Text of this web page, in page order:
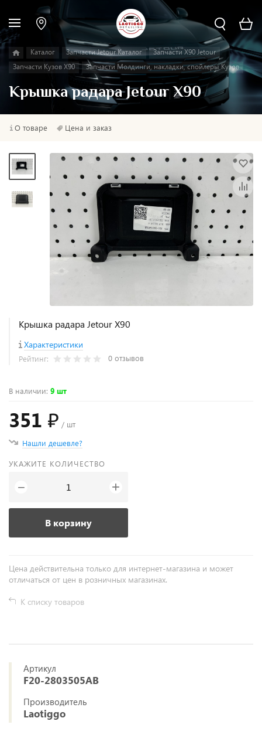
Каталог Запчасти Jetour Каталог
Запчасти X90 Jetour
Запчасти Кузов X90
Запчасти Молдинги, накладки, спойлеры Кузов
Крышка радара Jetour X90
О товаре Цена и заказ
Крышка радара Jetour X90
Характеристики
Рейтинг: 0 отзывов
В наличии: 9 шт
351 ₽ / шт
Нашли дешевле?
УКАЖИТЕ КОЛИЧЕСТВО
− +
В корзину
Цена действительна только для интернет-магазина и может
отличаться от цен в розничных магазинах.
К списку товаров
Артикул
F20-2803505AB
Производитель
Laotiggo